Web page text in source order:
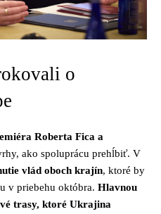
o
Roberta Fica a
ako spoluprácu prehĺbiť. V
vlád oboch krajín, ktoré by
v priebehu októbra. Hlavnou
trasy, ktoré Ukrajina